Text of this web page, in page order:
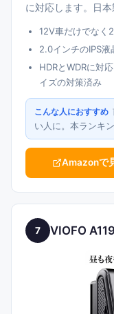
に対応します。日本
12V車だけでなく
2.0インチのIPS
HDRとWDRに対
イズの対策済み
こんな人におすすめ
い人に。本ランキ
Amazonで
7 VIOFO